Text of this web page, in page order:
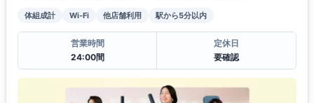
体組成計 Wi-Fi 他店舗利用 駅から5分以内
営業時間
24:00間
定休日
要確認